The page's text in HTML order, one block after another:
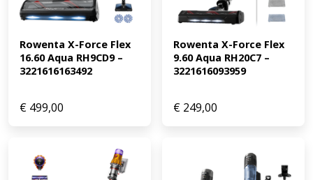
Rowenta X-Force Flex
16.60 Aqua RH9CD9 –
3221616163492
€ 499,00
Rowenta X-Force Flex
9.60 Aqua RH20C7 –
3221616093959
€ 249,00